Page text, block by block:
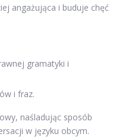
angażująca i buduje chęć
gramatyki i
i fraz.
naśladując sposób
w języku obcym.